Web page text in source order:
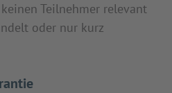
Teilnehmer relevant
oder nur kurz